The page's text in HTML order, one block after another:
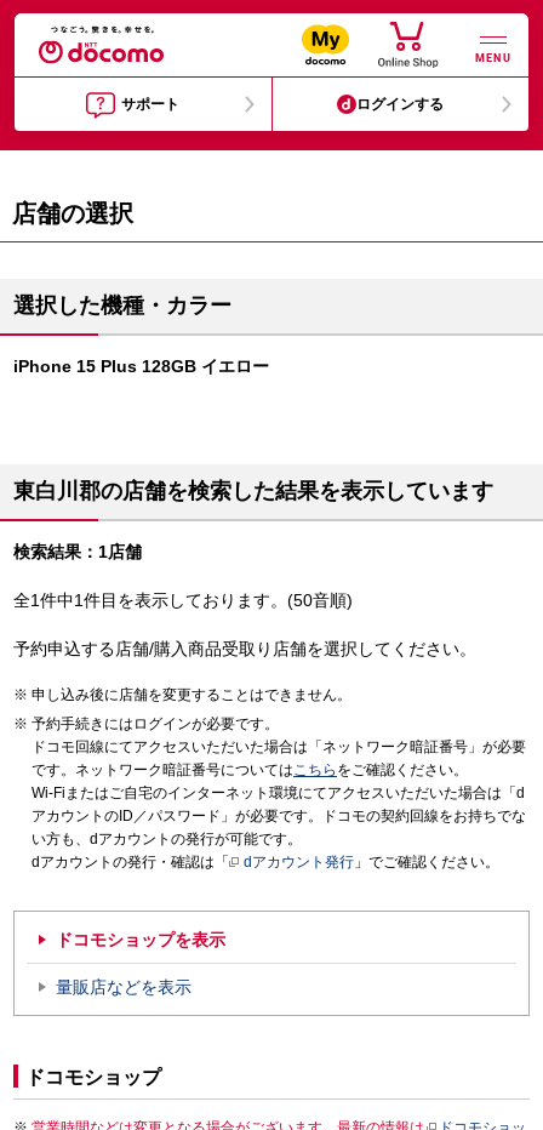
MENU
サポート ログインする
店舗の選択
選択した機種・カラー
iPhone 15 Plus 128GB イエロー
東白川郡の店舗を検索した結果を表示しています
検索結果：1店舗
全1件中1件目を表示しております。(50音順)
予約申込する店舗/購入商品受取り店舗を選択してください。
申し込み後に店舗を変更することはできません。
予約手続きにはログインが必要です。
ドコモ回線にてアクセスいただいた場合は「ネットワーク暗証番号」が必要
です。ネットワーク暗証番号についてはこちら をご確認ください。
Wi-Fiまたはご自宅のインターネット環境にてアクセスいただいた場合は「d
アカウントのID／パスワード」が必要です。ドコモの契約回線をお持ちでな
い方も、dアカウントの発行が可能です。
dアカウントの発行・確認は「
dアカウント発行 」でご確認ください。
ドコモショップを表示
量販店などを表示
ドコモショップ